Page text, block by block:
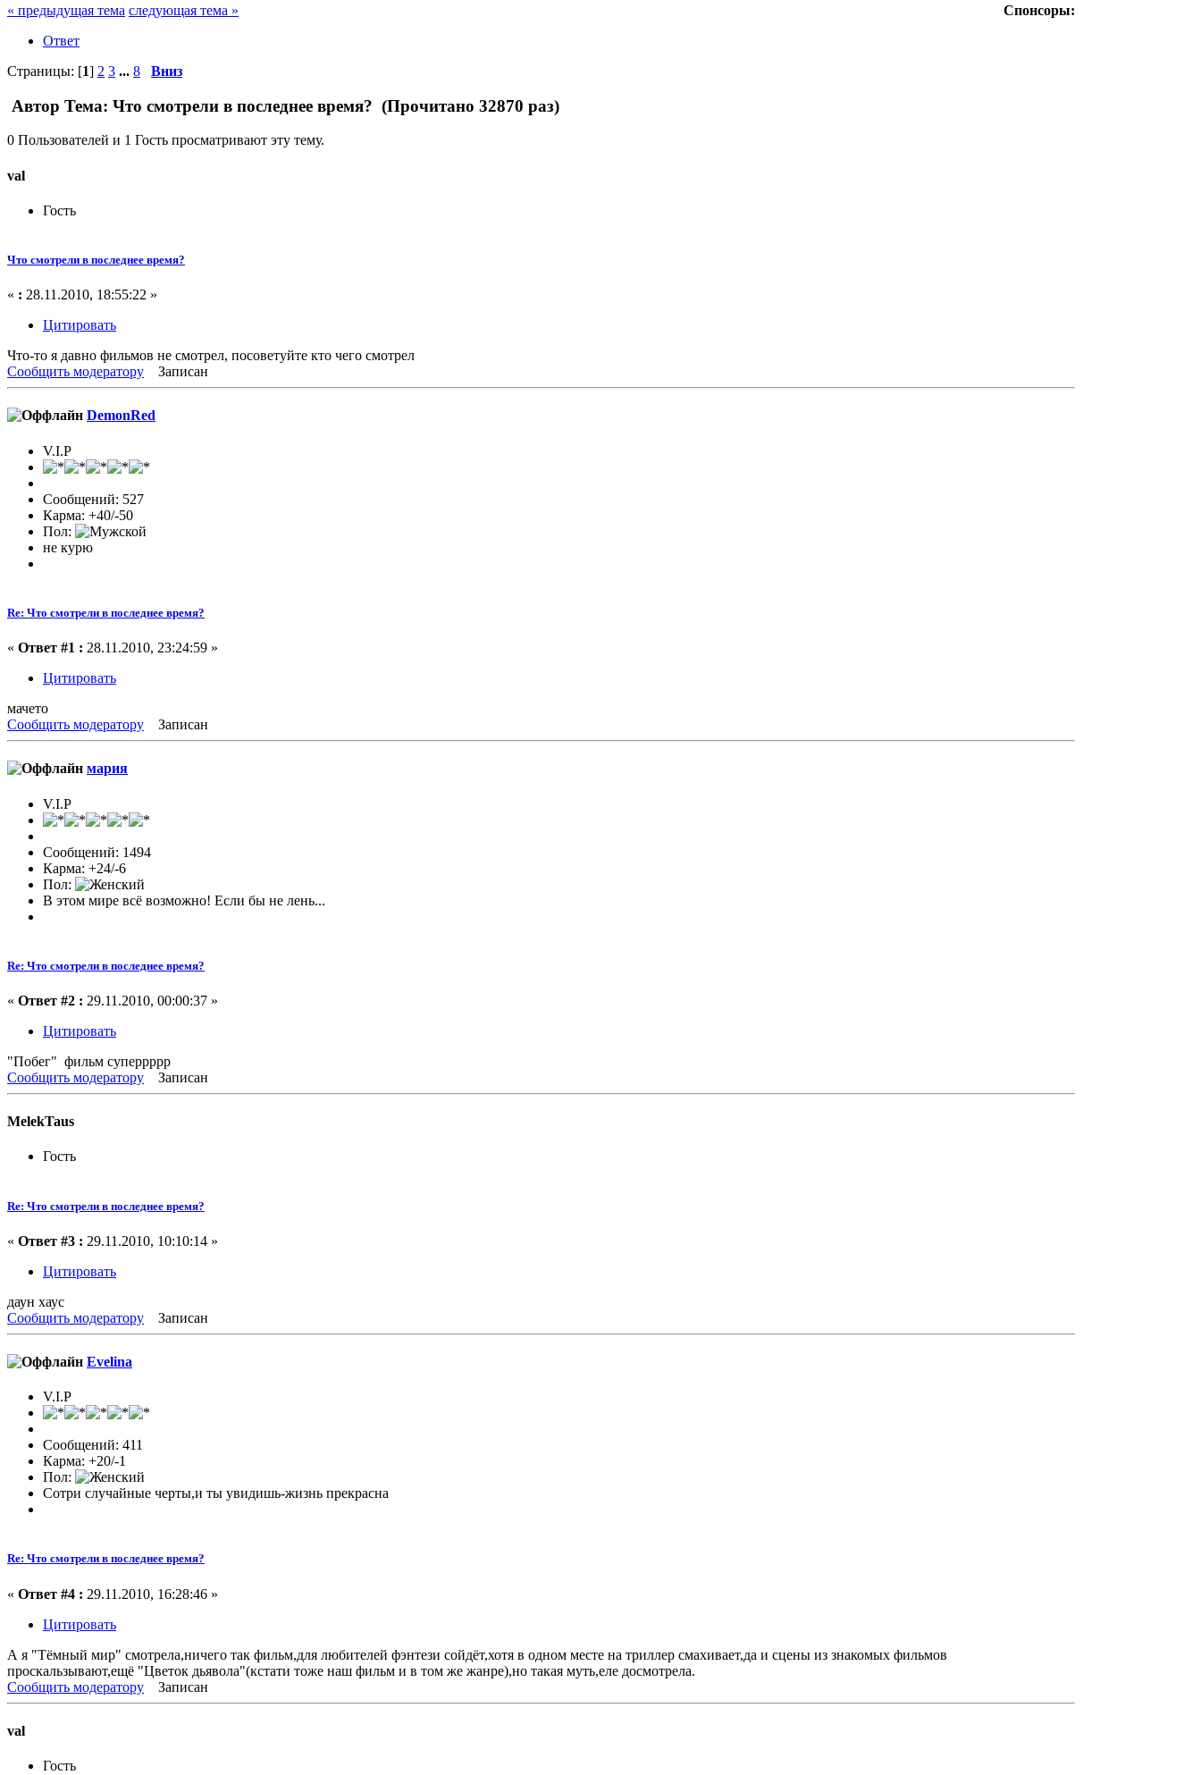
Спонсоры:
« предыдущая тема следующая тема »
Ответ
Страницы: [1] 2 3 ... 8 Вниз
Автор Тема: Что смотрели в последнее время? (Прочитано 32870 раз)
0 Пользователей и 1 Гость просматривают эту тему.
val
Гость
Что смотрели в последнее время?
« : 28.11.2010, 18:55:22 »
Цитировать
Что-то я давно фильмов не смотрел, посоветуйте кто чего смотрел
Сообщить модератору
Записан
DemonRed
V.I.P
Сообщений: 527
Карма: +40/-50
Пол:
не курю
Re: Что смотрели в последнее время?
« Ответ #1 : 28.11.2010, 23:24:59 »
Цитировать
мачето
Сообщить модератору
Записан
мария
V.I.P
Сообщений: 1494
Карма: +24/-6
Пол:
В этом мире всё возможно! Если бы не лень...
Re: Что смотрели в последнее время?
« Ответ #2 : 29.11.2010, 00:00:37 »
Цитировать
"Побег" фильм суперрррр
Сообщить модератору
Записан
MelekTaus
Гость
Re: Что смотрели в последнее время?
« Ответ #3 : 29.11.2010, 10:10:14 »
Цитировать
даун хаус
Сообщить модератору
Записан
Evelina
V.I.P
Сообщений: 411
Карма: +20/-1
Пол:
Сотри случайные черты,и ты увидишь-жизнь прекрасна
Re: Что смотрели в последнее время?
« Ответ #4 : 29.11.2010, 16:28:46 »
Цитировать
А я "Тёмный мир" смотрела,ничего так фильм,для любителей фэнтези сойдёт,хотя в одном месте на триллер смахивает,да и сцены из знакомых фильмов
проскальзывают,ещё "Цветок дьявола"(кстати тоже наш фильм и в том же жанре),но такая муть,еле досмотрела.
Сообщить модератору
Записан
val
Гость